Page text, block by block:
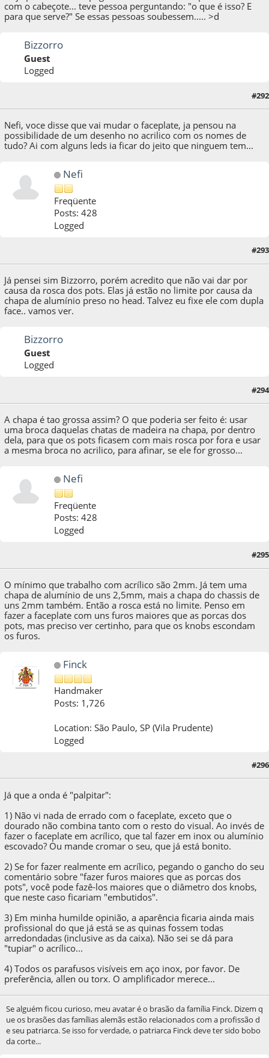
com o cabeçote... teve pessoa perguntando: "o que é isso? E
para que serve?" Se essas pessoas soubessem..... >d
Bizzorro
Guest
Logged
#292
Nefi, voce disse que vai mudar o faceplate, ja pensou na
possibilidade de um desenho no acrilico com os nomes de
tudo? Ai com alguns leds ia ficar do jeito que ninguem tem...
Nefi
Freqüente
Posts: 428
Logged
#293
Já pensei sim Bizzorro, porém acredito que não vai dar por
causa da rosca dos pots. Elas já estão no limite por causa da
chapa de alumínio preso no head. Talvez eu fixe ele com dupla
face.. vamos ver.
Bizzorro
Guest
Logged
#294
A chapa é tao grossa assim? O que poderia ser feito é: usar
uma broca daquelas chatas de madeira na chapa, por dentro
dela, para que os pots ficasem com mais rosca por fora e usar
a mesma broca no acrilico, para afinar, se ele for grosso...
Nefi
Freqüente
Posts: 428
Logged
#295
O mínimo que trabalho com acrílico são 2mm. Já tem uma
chapa de alumínio de uns 2,5mm, mais a chapa do chassis de
uns 2mm também. Então a rosca está no limite. Penso em
fazer a faceplate com uns furos maiores que as porcas dos
pots, mas preciso ver certinho, para que os knobs escondam
os furos.
Finck
Handmaker
Posts: 1,726
Location: São Paulo, SP (Vila Prudente)
Logged
#296
Já que a onda é "palpitar":
1) Não vi nada de errado com o faceplate, exceto que o
dourado não combina tanto com o resto do visual. Ao invés de
fazer o faceplate em acrílico, que tal fazer em inox ou alumínio
escovado? Ou mande cromar o seu, que já está bonito.
2) Se for fazer realmente em acrílico, pegando o gancho do seu
comentário sobre "fazer furos maiores que as porcas dos
pots", você pode fazê-los maiores que o diâmetro dos knobs,
que neste caso ficariam "embutidos".
3) Em minha humilde opinião, a aparência ficaria ainda mais
profissional do que já está se as quinas fossem todas
arredondadas (inclusive as da caixa). Não sei se dá para
"tupiar" o acrílico...
4) Todos os parafusos visíveis em aço inox, por favor. De
preferência, allen ou torx. O amplificador merece...
Se alguém ficou curioso, meu avatar é o brasão da família Finck. Dizem q
ue os brasões das famílias alemãs estão relacionados com a profissão d
e seu patriarca. Se isso for verdade, o patriarca Finck deve ter sido bobo
da corte...